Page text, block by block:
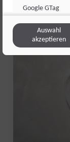
Salzburg
Google GTag
Google Ireland
Sonstige
Auswahl
akzeptieren